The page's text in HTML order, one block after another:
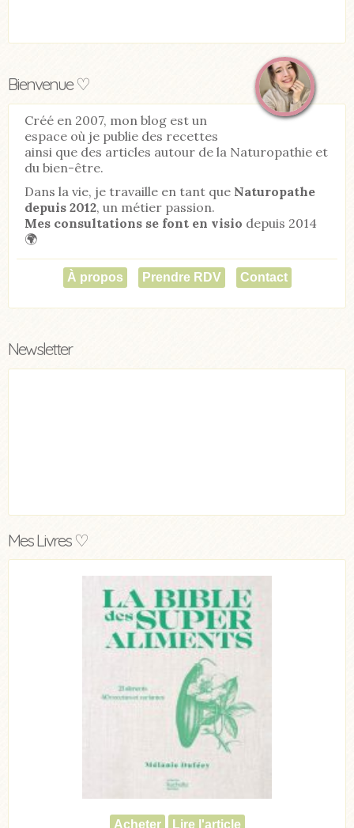
Bienvenue ♡
Créé en 2007, mon blog est un
espace où je publie des recettes
ainsi que des articles autour de la Naturopathie et
du bien-être.
Dans la vie, je travaille en tant que Naturopathe
depuis 2012, un métier passion.
Mes consultations se font en visio depuis 2014
🌍
À propos Prendre RDV Contact
Newsletter
Mes Livres ♡